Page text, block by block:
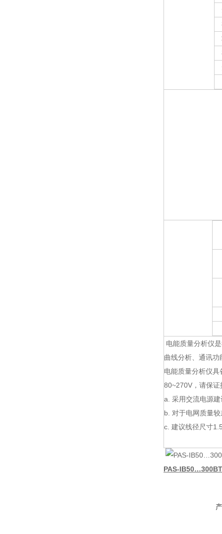
电能质量分析仪
曲线分析、通讯
电能质量分析仪
80~270V，请保
a. 采用交流电源
b. 对于电网质量
c. 建议线径尺寸
PAS-